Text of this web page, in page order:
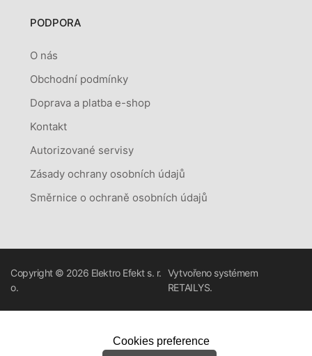
PODPORA
O nás
Obchodní podmínky
Doprava a platba e-shop
Kontakt
Autorizované servisy
Zásady ochrany osobních údajů
Směrnice o ochraně osobních údajů
Copyright © 2026 Elektro Efekt s. r.
o.
Vytvořeno systémem
RETAILYS.
Cookies preference